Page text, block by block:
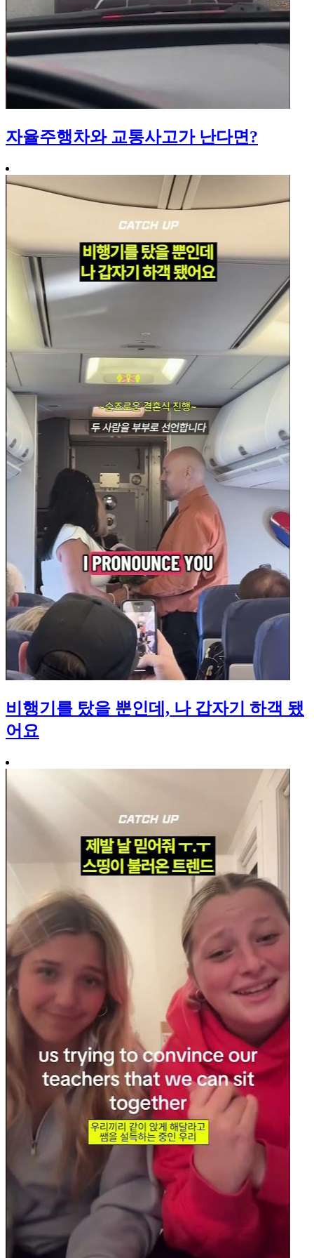
자율주행차와 교통사고가 난다면?
비행기를 탔을 뿐인데, 나 갑자기 하객 됐
어요